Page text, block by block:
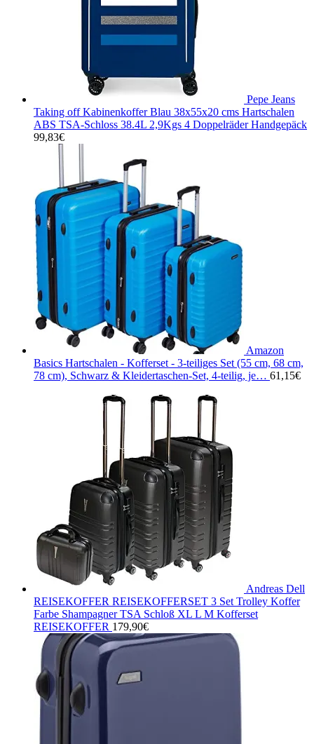
Pepe Jeans
Taking off Kabinenkoffer Blau 38x55x20 cms Hartschalen
ABS TSA-Schloss 38.4L 2,9Kgs 4 Doppelräder Handgepäck
99,83€
Amazon
Basics Hartschalen - Kofferset - 3-teiliges Set (55 cm, 68 cm,
78 cm), Schwarz & Kleidertaschen-Set, 4-teilig, je… 61,15€
Andreas Dell
REISEKOFFER REISEKOFFERSET 3 Set Trolley Koffer
Farbe Shampagner TSA Schloß XL L M Kofferset
REISEKOFFER 179,90€